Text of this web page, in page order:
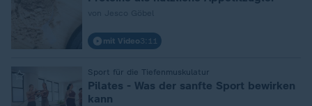
mit Video3:11
Sport für die Tiefenmuskulatur
:
Pilates - Was der sanfte Sport bewirken
kann